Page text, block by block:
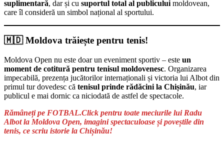
suplimentară, dar și cu suportul total al publicului moldovean,
care îl consideră un simbol național al sportului.
🇲🇩 Moldova trăiește pentru tenis!
Moldova Open nu este doar un eveniment sportiv – este un
moment de cotitură pentru tenisul moldovenesc. Organizarea
impecabilă, prezența jucătorilor internaționali și victoria lui Albot din
primul tur dovedesc că tenisul prinde rădăcini la Chișinău, iar
publicul e mai dornic ca niciodată de astfel de spectacole.
Rămâneți pe FOTBAL.Click pentru toate meciurile lui Radu
Albot la Moldova Open, imagini spectaculoase și poveștile din
tenis, ce scriu istorie la Chișinău!